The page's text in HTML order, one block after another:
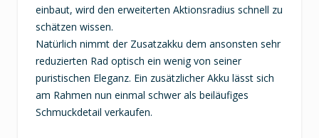
einbaut, wird den erweiterten Aktionsradius schnell zu
schätzen wissen.
Natürlich nimmt der Zusatzakku dem ansonsten sehr
reduzierten Rad optisch ein wenig von seiner
puristischen Eleganz. Ein zusätzlicher Akku lässt sich
am Rahmen nun einmal schwer als beiläufiges
Schmuckdetail verkaufen.